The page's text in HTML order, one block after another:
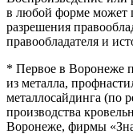
в любой форме может
разрешения
правообладателя и
* Первое в Воронеже
из металла,
металлосайдинга (по
производства
Воронеже, фирмы